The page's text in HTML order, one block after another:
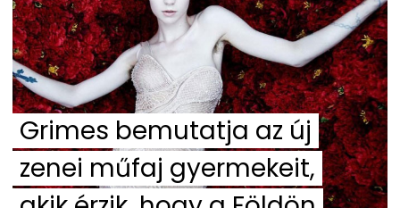
Grimes bemutatja az új
zenei műfaj gyermekeit,